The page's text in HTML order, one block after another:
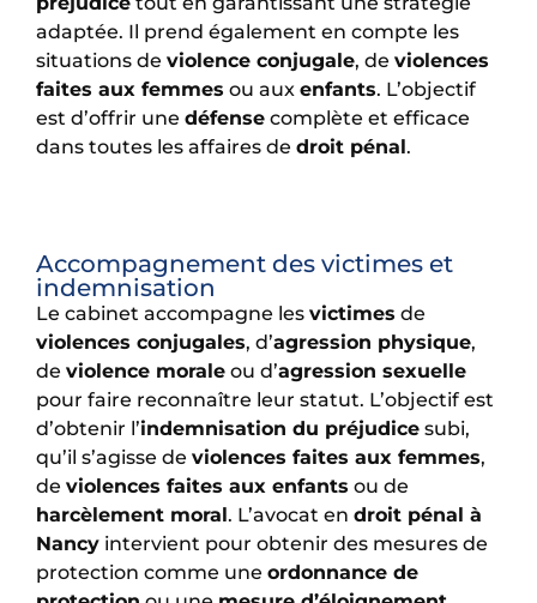
adaptée. Il prend également en compte les
situations de violence conjugale, de violences
faites aux femmes ou aux enfants. L’objectif
est d’offrir une défense complète et efficace
dans toutes les affaires de droit pénal.
Accompagnement des victimes et
indemnisation
Le cabinet accompagne les victimes de
violences conjugales, d’agression physique,
de violence morale ou d’agression sexuelle
pour faire reconnaître leur statut. L’objectif est
d’obtenir l’indemnisation du préjudice subi,
qu’il s’agisse de violences faites aux femmes,
de violences faites aux enfants ou de
harcèlement moral. L’avocat en droit pénal à
Nancy intervient pour obtenir des mesures de
protection comme une ordonnance de